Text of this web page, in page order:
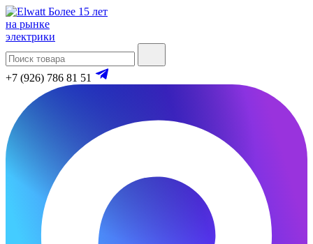
Более 15 лет
на рынке
электрики
+7 (926) 786 81 51